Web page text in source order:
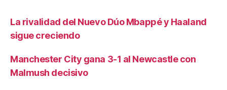
La rivalidad del Nuevo Dúo Mbappé y Haaland
sigue creciendo
Manchester City gana 3-1 al Newcastle con
Malmush decisivo